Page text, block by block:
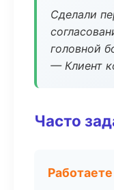
Сделали
головной
— Клиент
Часто